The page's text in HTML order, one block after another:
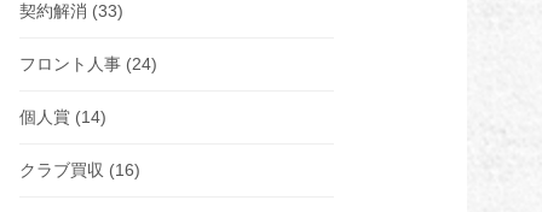
契約解消 (33)
フロント人事 (24)
個人賞 (14)
クラブ買収 (16)